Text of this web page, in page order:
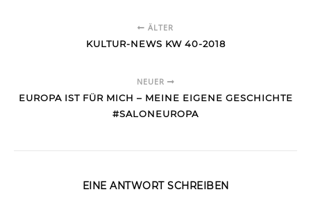
ÄLTER
KULTUR-NEWS KW 40-2018
NEUER
EUROPA IST FÜR MICH – MEINE EIGENE GESCHICHTE
#SALONEUROPA
EINE ANTWORT SCHREIBEN